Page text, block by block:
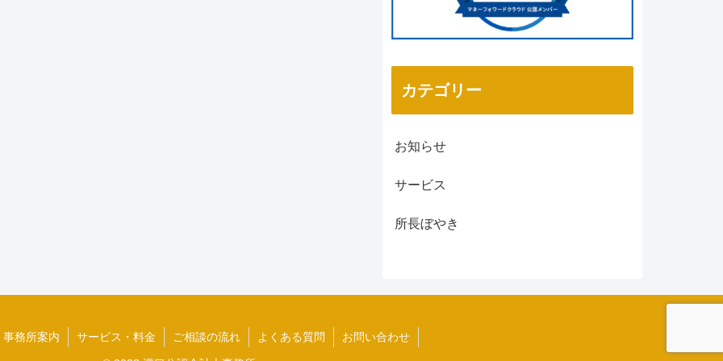
カテゴリー
お知らせ
サービス
所長ぼやき
事務所案内 サービス・料金 ご相談の流れ よくある質問 お問い合わせ